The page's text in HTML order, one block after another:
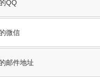
QQ
微信
邮件地址